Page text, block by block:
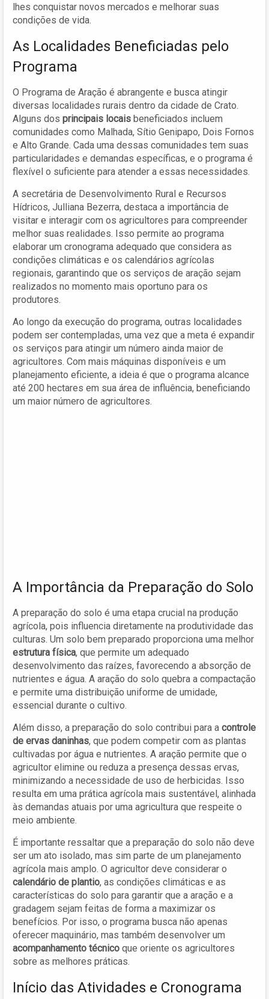
lhes conquistar novos mercados e melhorar suas
condições de vida.
As Localidades Beneficiadas pelo
Programa
O Programa de Aração é abrangente e busca atingir
diversas localidades rurais dentro da cidade de Crato.
Alguns dos principais locais beneficiados incluem
comunidades como Malhada, Sítio Genipapo, Dois Fornos
e Alto Grande. Cada uma dessas comunidades tem suas
particularidades e demandas específicas, e o programa é
flexível o suficiente para atender a essas necessidades.
A secretária de Desenvolvimento Rural e Recursos
Hídricos, Julliana Bezerra, destaca a importância de
visitar e interagir com os agricultores para compreender
melhor suas realidades. Isso permite ao programa
elaborar um cronograma adequado que considera as
condições climáticas e os calendários agrícolas
regionais, garantindo que os serviços de aração sejam
realizados no momento mais oportuno para os
produtores.
Ao longo da execução do programa, outras localidades
podem ser contempladas, uma vez que a meta é expandir
os serviços para atingir um número ainda maior de
agricultores. Com mais máquinas disponíveis e um
planejamento eficiente, a ideia é que o programa alcance
até 200 hectares em sua área de influência, beneficiando
um maior número de agricultores.
A Importância da Preparação do Solo
A preparação do solo é uma etapa crucial na produção
agrícola, pois influencia diretamente na produtividade das
culturas. Um solo bem preparado proporciona uma melhor
estrutura física, que permite um adequado
desenvolvimento das raízes, favorecendo a absorção de
nutrientes e água. A aração do solo quebra a compactação
e permite uma distribuição uniforme de umidade,
essencial durante o cultivo.
Além disso, a preparação do solo contribui para a controle
de ervas daninhas, que podem competir com as plantas
cultivadas por água e nutrientes. A aração permite que o
agricultor elimine ou reduza a presença dessas ervas,
minimizando a necessidade de uso de herbicidas. Isso
resulta em uma prática agrícola mais sustentável, alinhada
às demandas atuais por uma agricultura que respeite o
meio ambiente.
É importante ressaltar que a preparação do solo não deve
ser um ato isolado, mas sim parte de um planejamento
agrícola mais amplo. O agricultor deve considerar o
calendário de plantio, as condições climáticas e as
características do solo para garantir que a aração e a
gradagem sejam feitas de forma a maximizar os
benefícios. Por isso, o programa busca não apenas
oferecer maquinário, mas também desenvolver um
acompanhamento técnico que oriente os agricultores
sobre as melhores práticas.
Início das Atividades e Cronograma